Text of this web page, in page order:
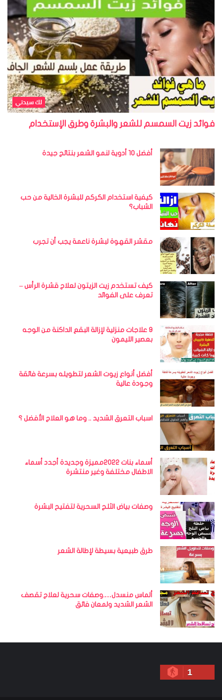
لك سيدتي
فوائد زيت السمسم للشعر والبشرة وطرق الإستخدام
أفضل 10 أدوية لنمو الشعر بنتائج جيدة
كيفية استخدام الكركم للبشرة الخالية من حب
الشباب؟
مقشر القهوة لبشرة ناعمة يجب أن تجرب
كيف تستخدم زيت الزيتون لعلاج قشرة الرأس –
تعرف على الفوائد
9 علاجات منزلية لإزالة البقع الداكنة من الوجه
بعصير الليمون
أفضل أنواع زيوت الشعر لتطويله بسرعة فائقة
وجودة عالية
اسباب التعرق الشديد .. وما هو العلاج الأفضل ؟
أسماء بنات 2022مميزة وجديدة أجدد أسماء
الاطفال مختلفة وغير منتشرة
وصفات بياض الثلج السحرية لتفتيح البشرة
طرق طبيعية بسيطة لإطالة الشعر
ألماس منسدل….وصفات سحرية لعلاج تقصف
الشعر الشديد ولمعان فائق
1